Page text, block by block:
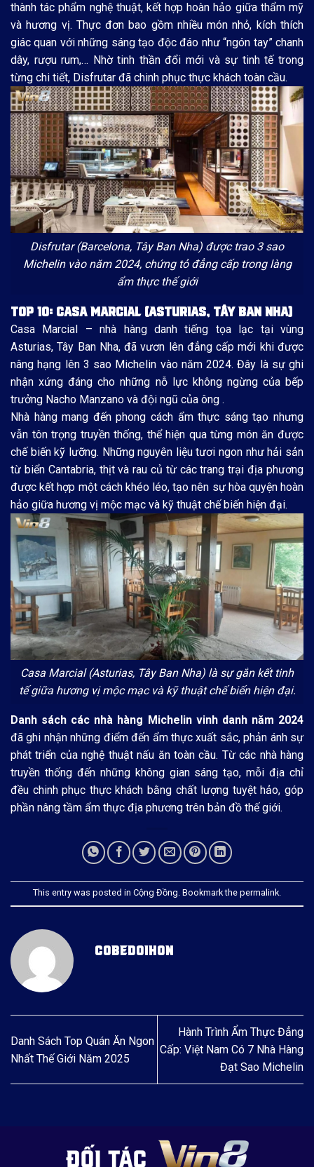
thành tác phẩm nghệ thuật, kết hợp hoàn hảo giữa thẩm mỹ
và hương vị. Thực đơn bao gồm nhiều món nhỏ, kích thích
giác quan với những sáng tạo độc đáo như “ngón tay” chanh
dây, rượu rum,… Nhờ tinh thần đổi mới và sự tinh tế trong
từng chi tiết, Disfrutar đã chinh phục thực khách toàn cầu.
Disfrutar (Barcelona, Tây Ban Nha) được trao 3 sao
Michelin vào năm 2024, chứng tỏ đẳng cấp trong làng
ẩm thực thế giới
TOP 10: CASA MARCIAL (ASTURIAS, TÂY BAN NHA)
Casa Marcial – nhà hàng danh tiếng tọa lạc tại vùng
Asturias, Tây Ban Nha, đã vươn lên đẳng cấp mới khi được
nâng hạng lên 3 sao Michelin vào năm 2024. Đây là sự ghi
nhận xứng đáng cho những nỗ lực không ngừng của bếp
trưởng Nacho Manzano và đội ngũ của ông .
Nhà hàng mang đến phong cách ẩm thực sáng tạo nhưng
vẫn tôn trọng truyền thống, thể hiện qua từng món ăn được
chế biến kỹ lưỡng. Những nguyên liệu tươi ngon như hải sản
từ biển Cantabria, thịt và rau củ từ các trang trại địa phương
được kết hợp một cách khéo léo, tạo nên sự hòa quyện hoàn
hảo giữa hương vị mộc mạc và kỹ thuật chế biến hiện đại.
Casa Marcial (Asturias, Tây Ban Nha) là sự gắn kết tinh
tế giữa hương vị mộc mạc và kỹ thuật chế biến hiện đại.
Danh sách các nhà hàng Michelin vinh danh năm 2024
đã ghi nhận những điểm đến ẩm thực xuất sắc, phản ánh sự
phát triển của nghệ thuật nấu ăn toàn cầu. Từ các nhà hàng
truyền thống đến những không gian sáng tạo, mỗi địa chỉ
đều chinh phục thực khách bằng chất lượng tuyệt hảo, góp
phần nâng tầm ẩm thực địa phương trên bản đồ thế giới.
This entry was posted in Cộng Đồng. Bookmark the permalink.
COBEDOIHON
Danh Sách Top Quán Ăn Ngon
Nhất Thế Giới Năm 2025
Hành Trình Ẩm Thực Đẳng
Cấp: Việt Nam Có 7 Nhà Hàng
Đạt Sao Michelin